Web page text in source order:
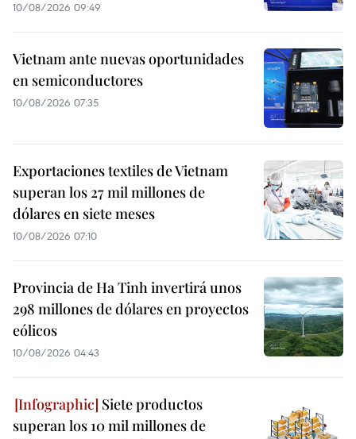
10/08/2026 09:49
Vietnam ante nuevas oportunidades
en semiconductores
10/08/2026 07:35
Exportaciones textiles de Vietnam
superan los 27 mil millones de
dólares en siete meses
10/08/2026 07:10
Provincia de Ha Tinh invertirá unos
298 millones de dólares en proyectos
eólicos
10/08/2026 04:43
Siete productos
superan los 10 mil millones de